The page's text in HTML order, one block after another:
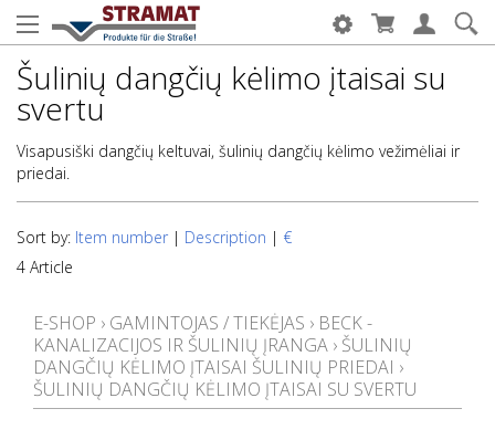
Šulinių dangčių kėlimo įtaisai su
svertu
Visapusiški dangčių keltuvai, šulinių dangčių kėlimo vežimėliai ir
priedai.
Sort by: Item number | Description | €
4 Article
E-SHOP › GAMINTOJAS / TIEKĖJAS › BECK -
KANALIZACIJOS IR ŠULINIŲ ĮRANGA › ŠULINIŲ
DANGČIŲ KĖLIMO ĮTAISAI ŠULINIŲ PRIEDAI ›
ŠULINIŲ DANGČIŲ KĖLIMO ĮTAISAI SU SVERTU